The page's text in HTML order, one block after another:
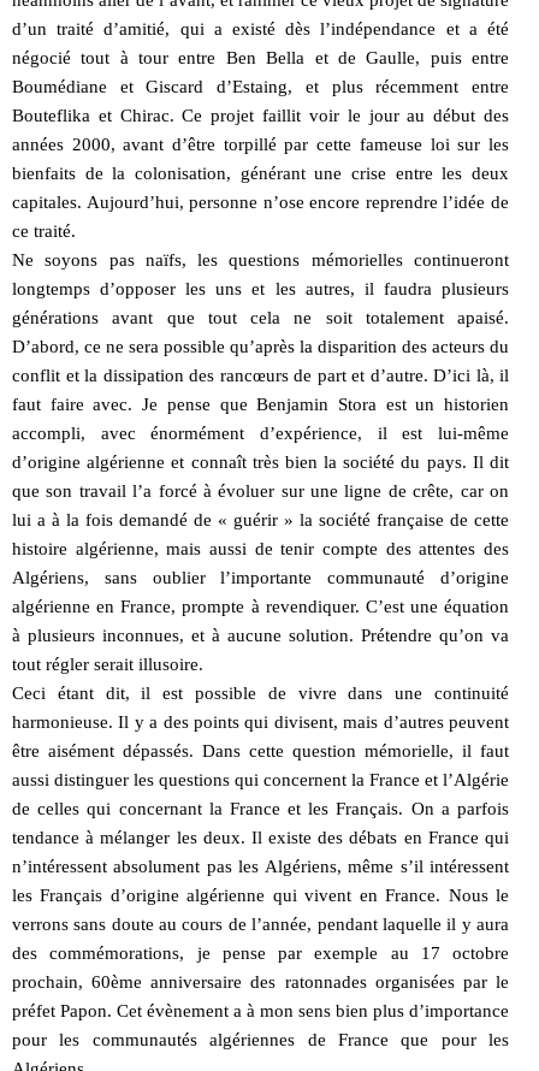
d’un traité d’amitié, qui a existé dès l’indépendance et a été
négocié tout à tour entre Ben Bella et de Gaulle, puis entre
Boumédiane et Giscard d’Estaing, et plus récemment entre
Bouteflika et Chirac. Ce projet faillit voir le jour au début des
années 2000, avant d’être torpillé par cette fameuse loi sur les
bienfaits de la colonisation, générant une crise entre les deux
capitales. Aujourd’hui, personne n’ose encore reprendre l’idée de
ce traité.
Ne soyons pas naïfs, les questions mémorielles continueront
longtemps d’opposer les uns et les autres, il faudra plusieurs
générations avant que tout cela ne soit totalement apaisé.
D’abord, ce ne sera possible qu’après la disparition des acteurs du
conflit et la dissipation des rancœurs de part et d’autre. D’ici là, il
faut faire avec. Je pense que Benjamin Stora est un historien
accompli, avec énormément d’expérience, il est lui-même
d’origine algérienne et connaît très bien la société du pays. Il dit
que son travail l’a forcé à évoluer sur une ligne de crête, car on
lui a à la fois demandé de « guérir » la société française de cette
histoire algérienne, mais aussi de tenir compte des attentes des
Algériens, sans oublier l’importante communauté d’origine
algérienne en France, prompte à revendiquer. C’est une équation
à plusieurs inconnues, et à aucune solution. Prétendre qu’on va
tout régler serait illusoire.
Ceci étant dit, il est possible de vivre dans une continuité
harmonieuse. Il y a des points qui divisent, mais d’autres peuvent
être aisément dépassés. Dans cette question mémorielle, il faut
aussi distinguer les questions qui concernent la France et l’Algérie
de celles qui concernant la France et les Français. On a parfois
tendance à mélanger les deux. Il existe des débats en France qui
n’intéressent absolument pas les Algériens, même s’il intéressent
les Français d’origine algérienne qui vivent en France. Nous le
verrons sans doute au cours de l’année, pendant laquelle il y aura
des commémorations, je pense par exemple au 17 octobre
prochain, 60ème anniversaire des ratonnades organisées par le
préfet Papon. Cet évènement a à mon sens bien plus d’importance
pour les communautés algériennes de France que pour les